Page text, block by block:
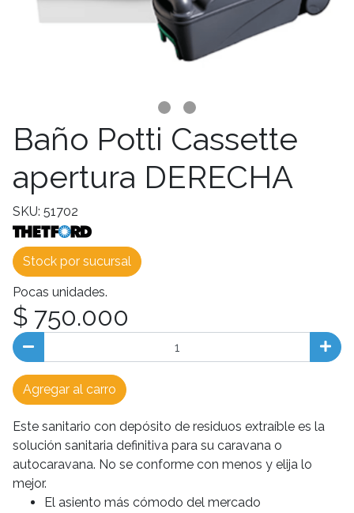
Baño Potti Cassette
apertura DERECHA
SKU: 51702
Stock por sucursal
Pocas unidades.
$ 750.000
Agregar al carro
Este sanitario con depósito de residuos extraíble es la
solución sanitaria definitiva para su caravana o
autocaravana. No se conforme con menos y elija lo
mejor.
El asiento más cómodo del mercado